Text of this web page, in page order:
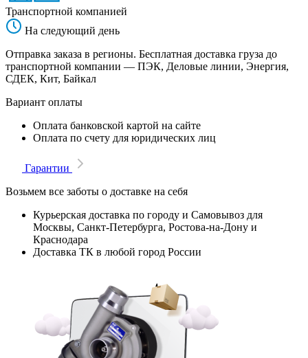
Транспортной компанией
На следующий день
Отправка заказа в регионы. Бесплатная доставка груза до
транспортной компании — ПЭК, Деловые линии, Энергия,
СДЕК, Кит, Байкал
Вариант оплаты
Оплата банковской картой на сайте
Оплата по счету для юридических лиц
Гарантии
Возьмем все заботы о доставке на себя
Курьерская доставка по городу и Самовывоз для
Москвы, Санкт-Петербурга, Ростова-на-Дону и
Краснодара
Доставка ТК в любой город России